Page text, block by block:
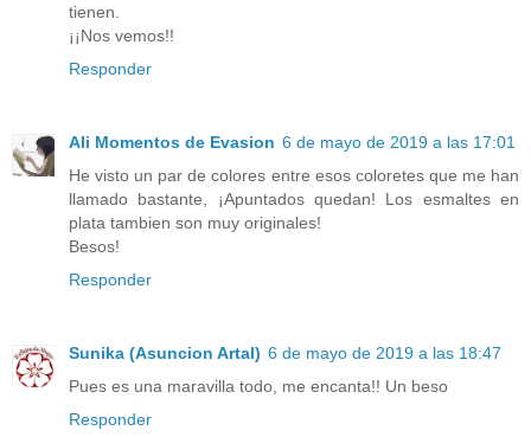
tienen.
¡¡Nos vemos!!
Responder
Ali Momentos de Evasion 6 de mayo de 2019 a las 17:01
He visto un par de colores entre esos coloretes que me han
llamado bastante, ¡Apuntados quedan! Los esmaltes en
plata tambien son muy originales!
Besos!
Responder
Sunika (Asuncion Artal) 6 de mayo de 2019 a las 18:47
Pues es una maravilla todo, me encanta!! Un beso
Responder